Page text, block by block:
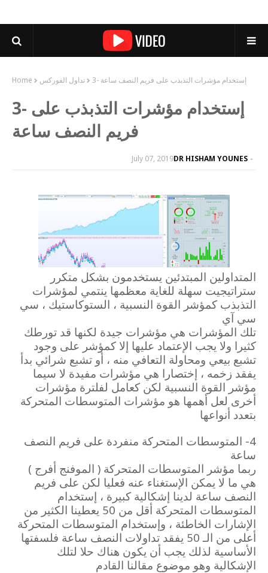
Home تداول الفوركس 3- إستخدام مؤشرات التذبذب على فريم النصف ساعة
3- إستخدام مؤشرات التذبذب على
فريم النصف ساعة
DR HISHAM YOUNES
July 07, 2019
المتداولين المبتدئين يستخدمون بشكل متكرر
ستراتيجيت سهلة للغاية معظمها ينتمي لمؤشرات
التذبذب كمؤشر القوة النسبية ، الستوكاستيك ، سي
سي آي
تلك المؤشرات هي مؤشرات جيدة لكنها قد تورطك
كثيرا ولا يجب الإعتماد عليها إلا كمؤشر على وجود
تشبع بيعي ومحاولة التعافي منه ، أو تشبع شرائي بدأ
يفقد زخمه ، إختصارا هي مؤشرات مفيدة لا سيما
مؤشر القوة النسبية لكن كعامل لفلترة مؤشرات
أخرى لعل أهمها هو مؤشرات المتوسطات المتحركة
بتعدد أنواعها
4- المتوسطات المتحركة منفردة على فريم النصف
ساعة
ربما مؤشر المتوسطات المتحركة ( الموفنج أفرج )
هي ما لا يمكن الإستغناء عنه فعليا لكن على فريم
النصف ساعة لدينا إشكالية كبيرة ، إستخدام
المتوسطات المتحركة أقل من 50 يعطينا الكثير من
الإشارات الخاطئة ، وإستخدام المتوسطات المتحركة
أعلى من الـ 50 يفقد تداولات النصف ساعة فلسفتها
الأساسية لذلك يجب أن يكون هناك حلا لتلك
الإشكالية وهو موضوع مقالنا القادم